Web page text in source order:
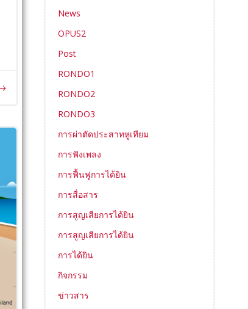
News
OPUS2
Post
RONDO1
RONDO2
RONDO3
การผ่าตัดประสาทหูเทียม
การฟังเพลง
การฟื้นฟูการได้ยิน
การสื่อสาร
การสูญเสียการได้ยิน
การสูญเสียการได้ยิน
การได้ยิน
กิจกรรม
ข่าวสาร